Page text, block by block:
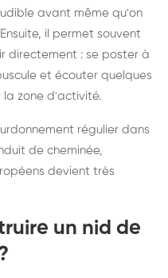
avant même qu'on
il permet souvent
directement : se poster à
et écouter quelques
la zone d'activité.
régulier dans
de cheminée,
devient très
un nid de